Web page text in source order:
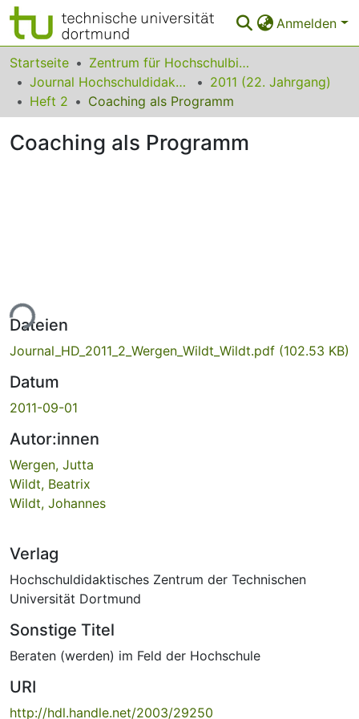
Anmelden
Bereiche & Sammlungen
Das gesamte Repositorium
Startseite
Zentrum für Hochschulbildung (zhb)
Journal Hochschuldidaktik
2011 (22. Jahrgang)
Heft 2
Coaching als Programm
Coaching als Programm
Dateien
Journal_HD_2011_2_Wergen_Wildt_Wildt.pdf (102.53 KB)
Datum
2011-09-01
Autor:innen
Wergen, Jutta
Wildt, Beatrix
Wildt, Johannes
Verlag
Hochschuldidaktisches Zentrum der Technischen
Universität Dortmund
Sonstige Titel
Beraten (werden) im Feld der Hochschule
URI
http://hdl.handle.net/2003/29250